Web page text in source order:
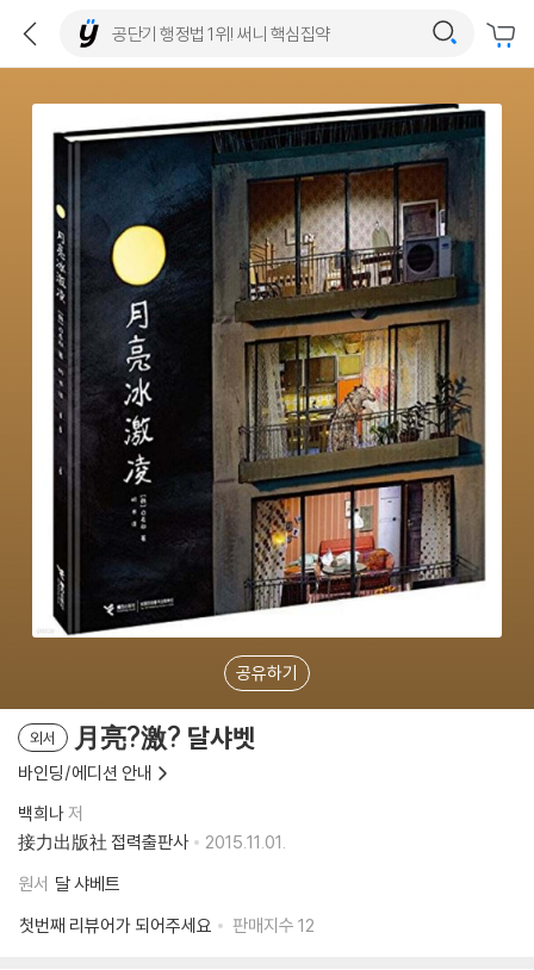
공유하기
외서 月亮?激? 달샤벳
바인딩/에디션 안내
백희나저
接力出版社 접력출판사
2015.11.01.
원서 달 샤베트
첫번째 리뷰어가 되어주세요
판매지수 12